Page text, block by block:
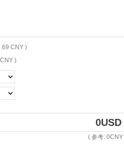
CNY )
)
0USD
( 参考: 0CNY